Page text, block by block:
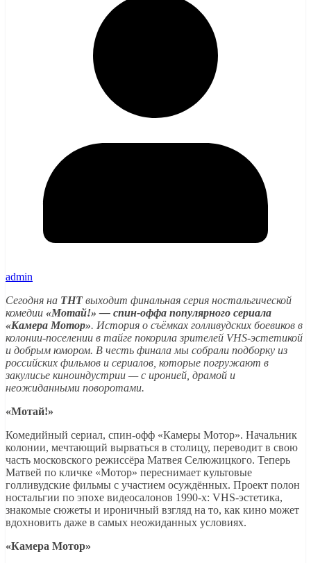
admin
Сегодня на ТНТвыходит финальная серия ностальгической
комедии «Мотай!» — спин‑оффа популярного сериала
«Камера Мотор». История о съёмках голливудских боевиков в
колонии‑поселении в тайге покорила зрителей VHS‑эстетикой
и добрым юмором. В честь финала мы собрали подборку из
российских фильмов и сериалов, которые погружают в
закулисье киноиндустрии — с иронией, драмой и
неожиданными поворотами.
«Мотай!»
Комедийный сериал, спин‑офф «Камеры Мотор». Начальник
колонии, мечтающий вырваться в столицу, переводит в свою
часть московского режиссёра Матвея Селюжицкого. Теперь
Матвей по кличке «Мотор» переснимает культовые
голливудские фильмы с участием осуждённых. Проект полон
ностальгии по эпохе видеосалонов 1990‑х: VHS‑эстетика,
знакомые сюжеты и ироничный взгляд на то, как кино может
вдохновить даже в самых неожиданных условиях.
«Камера Мотор»